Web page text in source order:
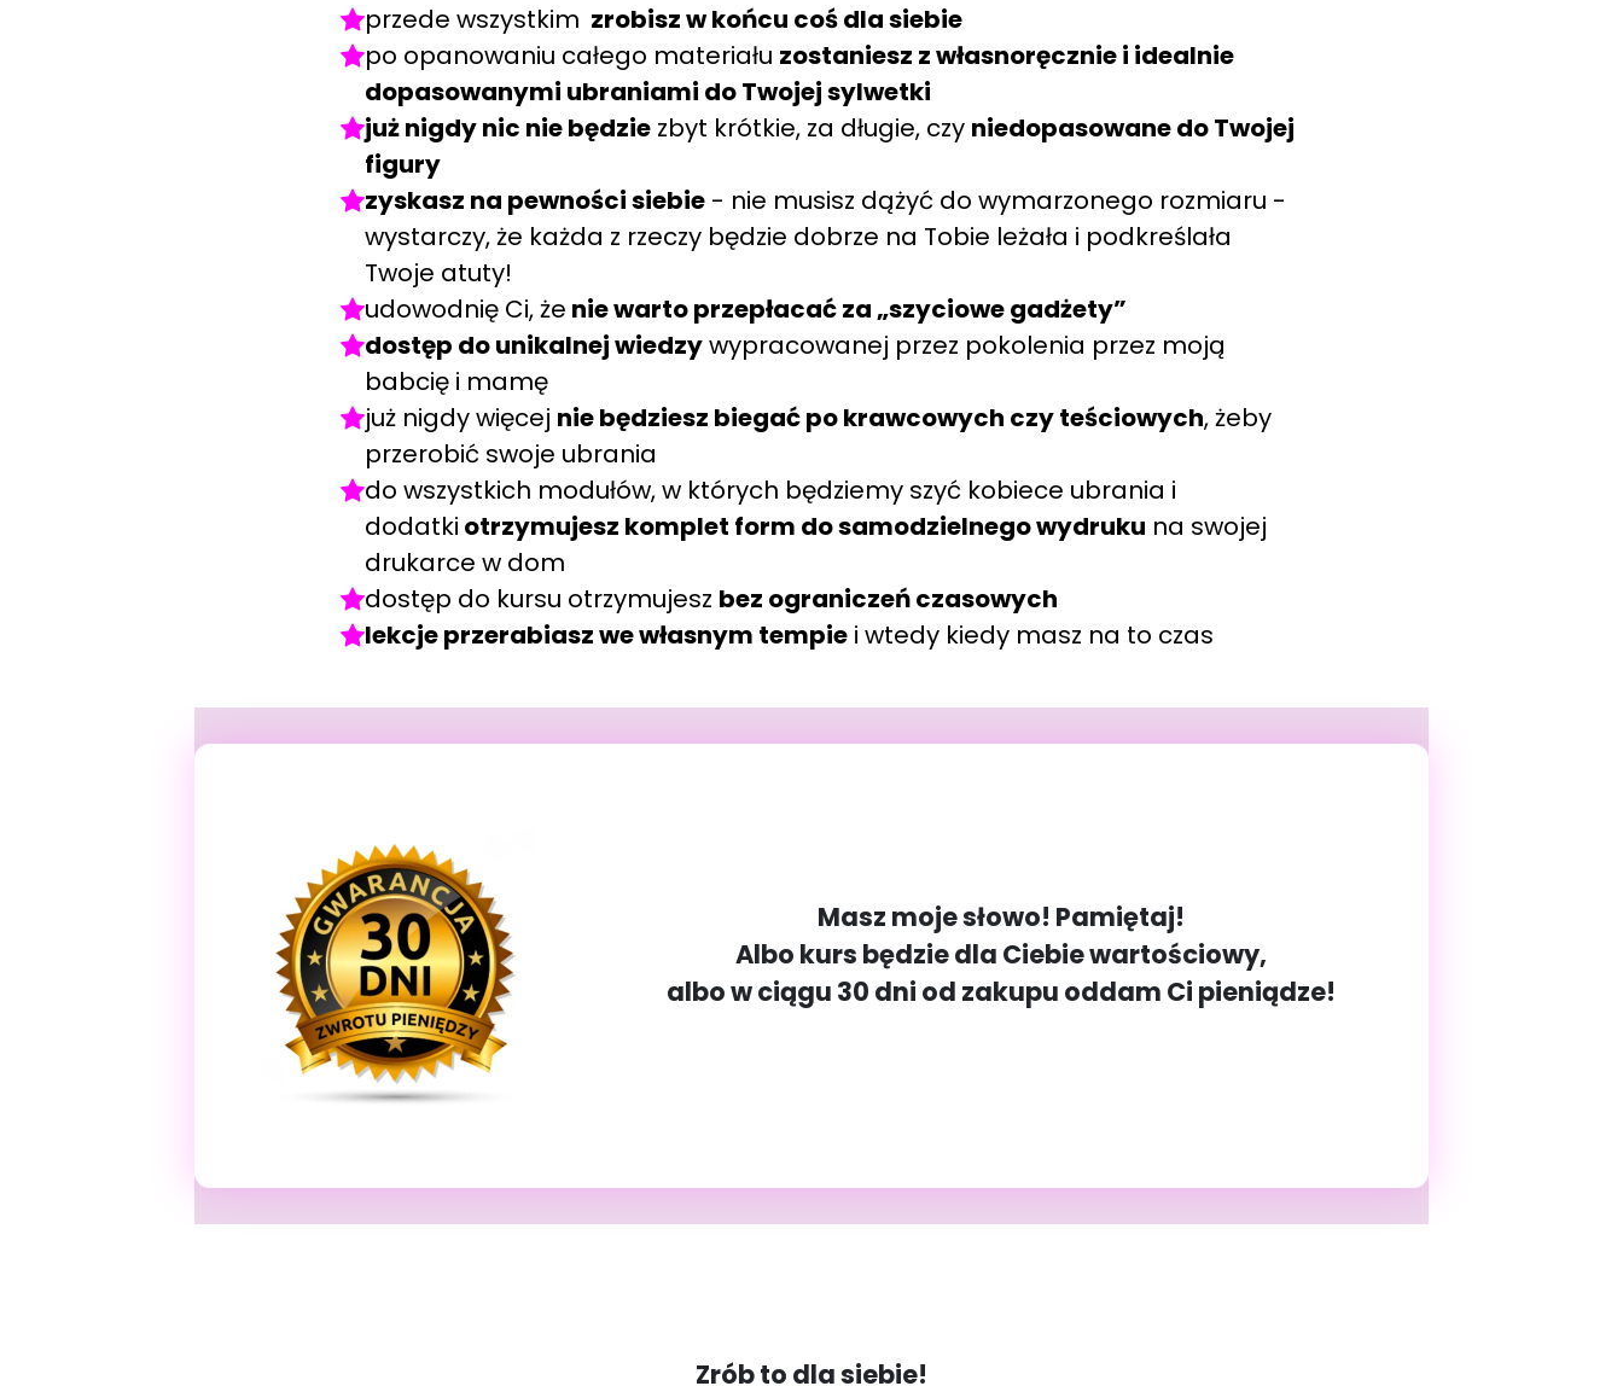
przede wszystkim zrobisz w końcu coś dla siebie
po opanowaniu całego materiału zostaniesz z własnoręcznie i idealnie
dopasowanymi ubraniami do Twojej sylwetki
już nigdy nic nie będziezbyt krótkie, za długie, czy niedopasowane do Twojej
figury
zyskasz na pewności siebie- nie musisz dążyć do wymarzonego rozmiaru -
wystarczy, że każda z rzeczy będzie dobrze na Tobie leżała i podkreślała
Twoje atuty!
udowodnię Ci, że nie warto przepłacać za „szyciowe gadżety”
dostęp do unikalnej wiedzywypracowanej przez pokolenia przez moją
babcię i mamę
już nigdy więcej nie będziesz biegać po krawcowych czy teściowych, żeby
przerobić swoje ubrania
do wszystkich modułów, w których będziemy szyć kobiece ubrania i
dodatki otrzymujesz komplet form do samodzielnego wydruku na swojej
drukarce w dom
dostęp do kursu otrzymujesz bez ograniczeń czasowych
lekcje przerabiasz we własnym tempiei wtedy kiedy masz na to czas
Masz moje słowo! Pamiętaj!
Albo kurs będzie dla Ciebie wartościowy,
albo w ciągu 30 dni od zakupu oddam Ci pieniądze!
Zrób to dla siebie!